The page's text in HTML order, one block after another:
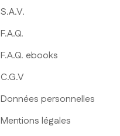
S.A.V.
F.A.Q.
F.A.Q. ebooks
C.G.V
Données personnelles
Mentions légales